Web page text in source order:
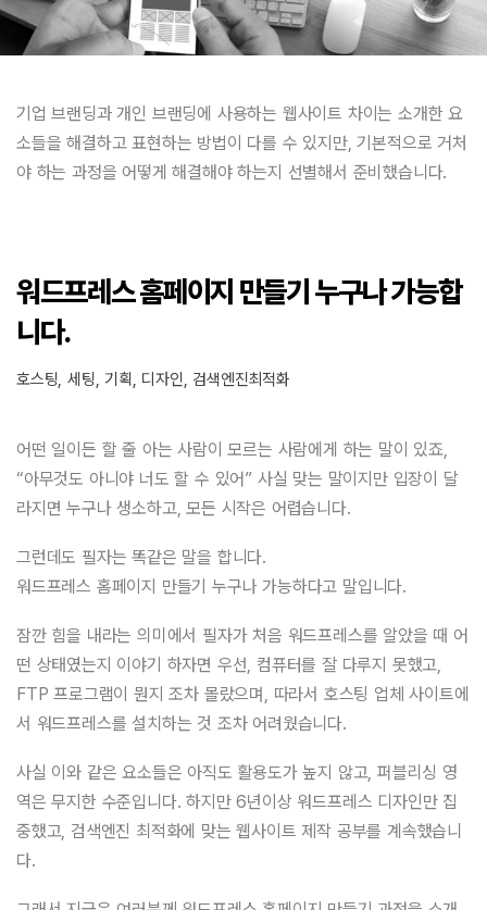
기업 브랜딩과 개인 브랜딩에 사용하는 웹사이트 차이는 소개한 요
소들을 해결하고 표현하는 방법이 다를 수 있지만, 기본적으로 거처
야 하는 과정을 어떻게 해결해야 하는지 선별해서 준비했습니다.
워드프레스 홈페이지 만들기 누구나 가능합
니다.
호스팅, 세팅, 기획, 디자인, 검색엔진최적화
어떤 일이든 할 줄 아는 사람이 모르는 사람에게 하는 말이 있죠,
“아무것도 아니야 너도 할 수 있어” 사실 맞는 말이지만 입장이 달
라지면 누구나 생소하고, 모든 시작은 어렵습니다.
그런데도 필자는 똑같은 말을 합니다.
워드프레스 홈페이지 만들기 누구나 가능하다고 말입니다.
잠깐 힘을 내라는 의미에서 필자가 처음 워드프레스를 알았을 때 어
떤 상태였는지 이야기 하자면 우선, 컴퓨터를 잘 다루지 못했고,
FTP 프로그램이 뭔지 조차 몰랐으며, 따라서 호스팅 업체 사이트에
서 워드프레스를 설치하는 것 조차 어려웠습니다.
사실 이와 같은 요소들은 아직도 활용도가 높지 않고, 퍼블리싱 영
역은 무지한 수준입니다. 하지만 6년이상 워드프레스 디자인만 집
중했고, 검색엔진 최적화에 맞는 웹사이트 제작 공부를 계속했습니
다.